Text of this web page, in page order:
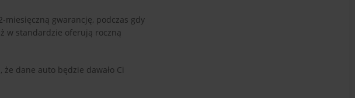
gwarancję, podczas gdy
w standardzie oferują roczną
dane auto będzie dawało Ci